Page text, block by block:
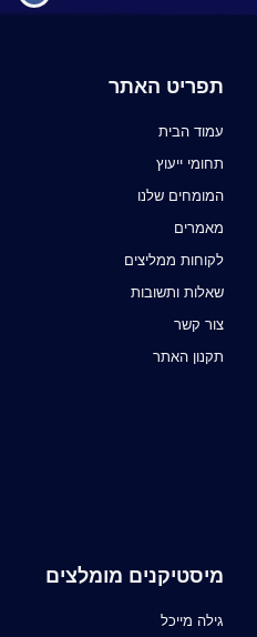
תפריט האתר
עמוד הבית
תחומי ייעוץ
המומחים שלנו
מאמרים
לקוחות ממליצים
שאלות ותשובות
צור קשר
תקנון האתר
מיסטיקנים מומלצים
גילה מייכל